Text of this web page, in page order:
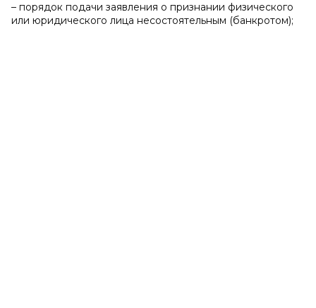
– порядок подачи заявления о признании физического
или юридического лица несостоятельным (банкротом);